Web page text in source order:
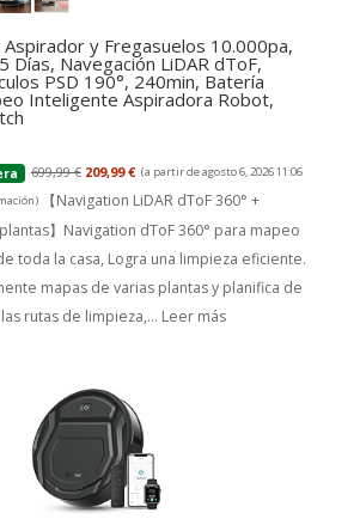
Aspirador y Fregasuelos 10.000pa,
Días, Navegación LiDAR dToF,
PSD 190°, 240min, Batería
Inteligente Aspiradora Robot,
699,99 € 209,99 € (a partir de agosto 6, 2026 11:06
)
【Navigation LiDAR dToF 360° +
】Navigation dToF 360° para mapeo
toda la casa, Logra una limpieza eficiente.
mapas de varias plantas y planifica de
rutas de limpieza,... Leer más